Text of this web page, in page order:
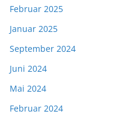
Februar 2025
Januar 2025
September 2024
Juni 2024
Mai 2024
Februar 2024